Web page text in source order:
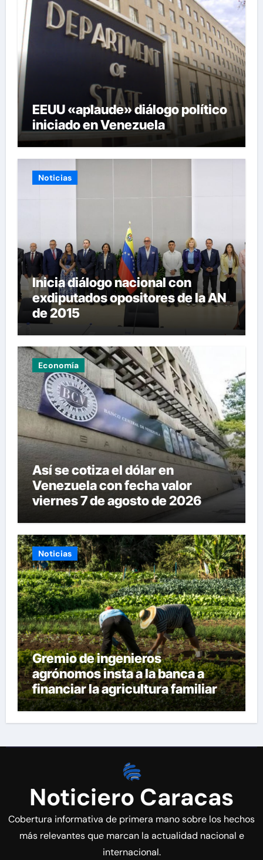
EEUU «aplaude» diálogo político
iniciado en Venezuela
Noticias
Inicia diálogo nacional con
exdiputados opositores de la AN
de 2015
Economía
Así se cotiza el dólar en
Venezuela con fecha valor
viernes 7 de agosto de 2026
Noticias
Gremio de ingenieros
agrónomos insta a la banca a
financiar la agricultura familiar
Noticiero Caracas
Cobertura informativa de primera mano sobre los hechos
más relevantes que marcan la actualidad nacional e
internacional.